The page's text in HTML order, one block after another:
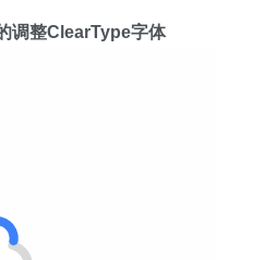
调整ClearType字体